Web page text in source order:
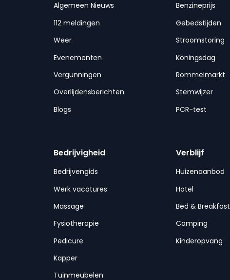
Algemeen Nieuws
112 meldingen
Weer
Evenementen
Vergunningen
Overlijdensberichten
Blogs
Benzineprijs
Gebedstijden
Stroomstoring
Koningsdag
Rommelmarkt
Stemwijzer
PCR-test
Bedrijvigheid
Bedrijvengids
Werk vacatures
Massage
Fysiotherapie
Pedicure
Kapper
Tuinmeubelen
Verblijf
Huizenaanbod
Hotel
Bed & Breakfast
Camping
Kinderopvang